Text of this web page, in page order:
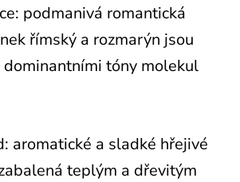
podmanivá romantická
římský a rozmarýn jsou
dominantními tóny molekul
aromatické a sladké hřejivé
teplým a dřevitým